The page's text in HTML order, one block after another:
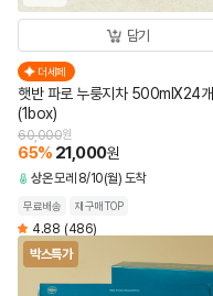
담기
더세페
햇반 파로 누룽지차 500mlX24개
(1box)
60,000원
65% 21,000원
상온모레 8/10(월) 도착
무료배송 재구매TOP
4.88 (486)
박스특가